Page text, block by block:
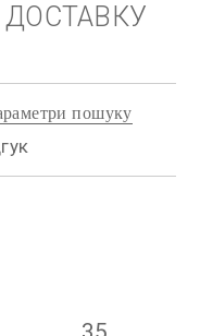
ДОСТАВКУ
пошуку